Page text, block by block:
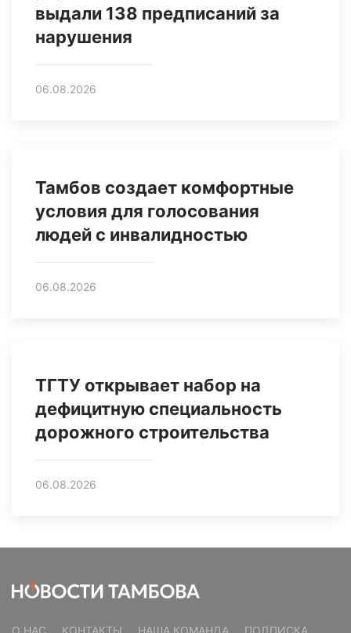
выдали 138 предписаний за
нарушения
06.08.2026
Тамбов создает комфортные
условия для голосования
людей с инвалидностью
06.08.2026
ТГТУ открывает набор на
дефицитную специальность
дорожного строительства
06.08.2026
О НАС КОНТАКТЫ НАША КОМАНДА ПОДПИСКА